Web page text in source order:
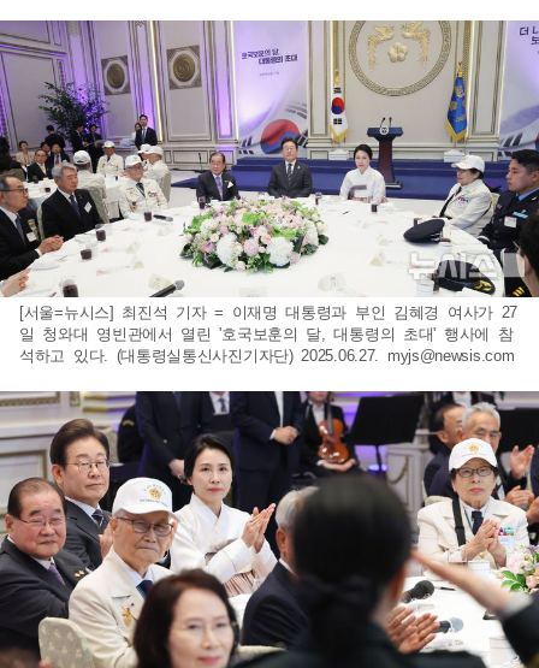
[서울=뉴시스] 최진석 기자 = 이재명 대통령과 부인 김혜경 여사가 27
일 청와대 영빈관에서 열린 '호국보훈의 달, 대통령의 초대' 행사에 참
석하고 있다. (대통령실통신사진기자단) 2025.06.27. myjs@newsis.com